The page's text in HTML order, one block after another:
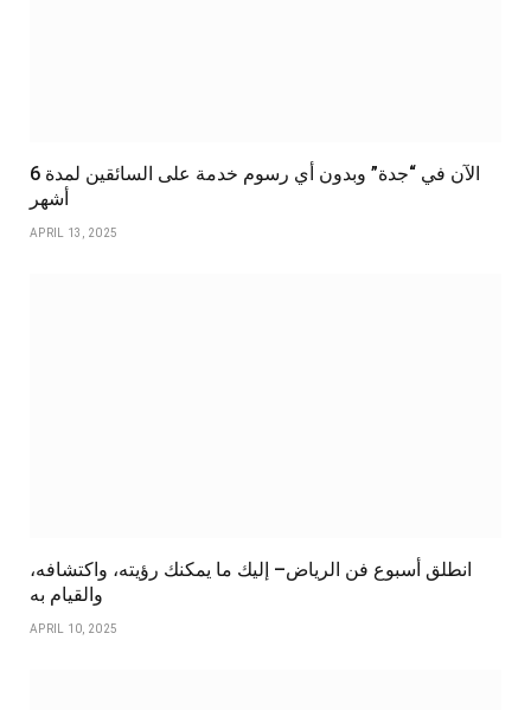
الآن في “جدة” وبدون أي رسوم خدمة على السائقين لمدة 6
أشهر
APRIL 13, 2025
انطلق أسبوع فن الرياض– إليك ما يمكنك رؤيته، واكتشافه،
والقيام به
APRIL 10, 2025